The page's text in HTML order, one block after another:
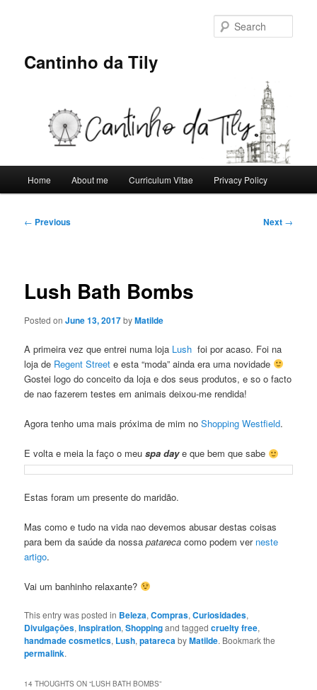
Cantinho da Tily
Home About me Curriculum Vitae Privacy Policy
Post
← Previous Next →
Lush Bath Bombs
Posted onJune 13, 2017byMatilde
A primeira vez que entrei numa loja Lush foi por acaso. Foi na
loja de Regent Street e esta “moda” ainda era uma novidade
Gostei logo do conceito da loja e dos seus produtos, e so o facto
de nao fazerem testes em animais deixou-me rendida!
Agora tenho uma mais próxima de mim noShopping Westfield.
E volta e meia la faço o meuspa daye que bem que sabe
Estas foram um presente do maridão.
Mas como e tudo na vida nao devemos abusar destas coisas
para bem da saúde da nossapatareca como podem ver neste
artigo.
Vai um banhinho relaxante?
This entry was posted in Beleza,Compras,Curiosidades,
Divulgaçōes,Inspiration,Shoppingand taggedcruelty free,
handmade cosmetics, Lush,patarecabyMatilde. Bookmark the
permalink.
14 THOUGHTS ON “LUSH BATH BOMBS”